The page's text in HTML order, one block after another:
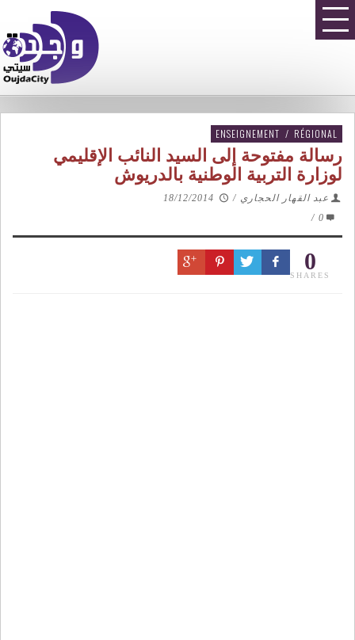
ENSEIGNEMENT / RÉGIONAL
رسالة مفتوحة إلى السيد النائب الإقليمي
لوزارة التربية الوطنية بالدريوش
عبد القهار الحجاري /
18/12/2014
0
/
0
SHARES